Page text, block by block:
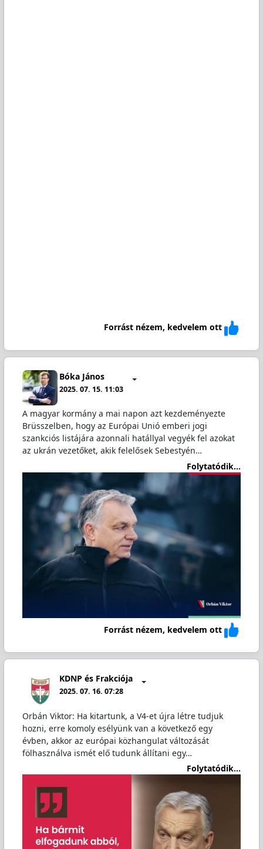
Forrást nézem, kedvelem ott
Bóka János
2025. 07. 15. 11:03
A magyar kormány a mai napon azt kezdeményezte
Brüsszelben, hogy az Európai Unió emberi jogi
szankciós listájára azonnali hatállyal vegyék fel azokat
az ukrán vezetőket, akik felelősek Sebestyén…
Folytatódik...
Forrást nézem, kedvelem ott
KDNP és Frakciója
2025. 07. 16. 07:28
Orbán Viktor: Ha kitartunk, a V4-et újra létre tudjuk
hozni, erre komoly esélyünk van a következő egy
évben, akkor az európai közhangulat változását
fölhasználva ismét elő tudunk állítani egy…
Folytatódik...